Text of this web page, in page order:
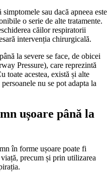
sau dacă apneea este
o serie de alte tratamente.
căilor respiratorii
intervenția chirurgicală.
la severe se face, de obicei
Pressure), care reprezintă
toate acestea, există și alte
nu se pot adapta la
ușoare până la
în forme ușoare poate fi
precum și prin utilizarea